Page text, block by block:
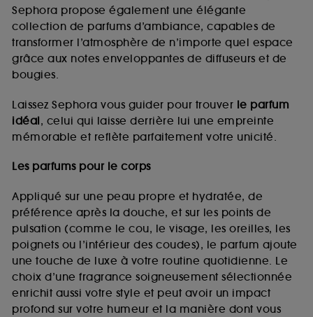
Sephora propose également une élégante
collection de parfums d’ambiance, capables de
transformer l’atmosphère de n’importe quel espace
grâce aux notes enveloppantes de diffuseurs et de
bougies.
Laissez Sephora vous guider pour trouver le parfum
idéal, celui qui laisse derrière lui une empreinte
mémorable et reflète parfaitement votre unicité.
Les parfums pour le corps
Appliqué sur une peau propre et hydratée, de
préférence après la douche, et sur les points de
pulsation (comme le cou, le visage, les oreilles, les
poignets ou l’intérieur des coudes), le parfum ajoute
une touche de luxe à votre routine quotidienne. Le
choix d’une fragrance soigneusement sélectionnée
enrichit aussi votre style et peut avoir un impact
profond sur votre humeur et la manière dont vous
de vous plaire via des publicités, y compris sur des
sites tiers et sur les réseaux sociaux, sur la base
des pages que vous avez consultées, de votre
navigation, et de l'historique de vos interactions.
d’en améliorer la performance.
Cookies de sécurisation des paiements en ligne :
fraudes aux moyens de paiement et les
usurpations d’identité.
Cookies fonctionnels :il s’agit de cookies
permettant l’affichage et/ou la fourniture de
certaines fonctionnalités du site, tel que les
cookies d’authentification qui sont utilisés afin de
vous faire bénéficier de l’authentification
prolongée vous permettant d’accéder à votre
compte lors de votre prochaine visite sur le site
sans saisir à nouveau votre identifiant et mot de
passe.